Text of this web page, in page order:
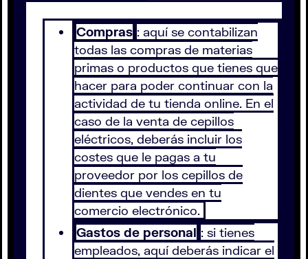
Compras : aquí se contabilizan
todas las compras de materias
primas o productos que tienes que
hacer para poder continuar con la
actividad de tu tienda online. En el
caso de la venta de cepillos
eléctricos, deberás incluir los
costes que le pagas a tu
proveedor por los cepillos de
dientes que vendes en tu
comercio electrónico.
Gastos de personal : si tienes
empleados, aquí deberás indicar el